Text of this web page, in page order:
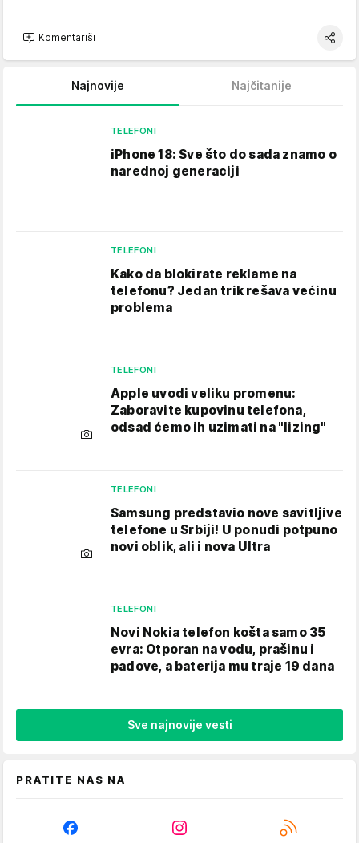
Komentariši
Najnovije Najčitanije
TELEFONI
iPhone 18: Sve što do sada znamo o
narednoj generaciji
TELEFONI
Kako da blokirate reklame na
telefonu​? Jedan trik rešava većinu
problema
TELEFONI
Apple uvodi veliku promenu:
Zaboravite kupovinu telefona,
odsad ćemo ih uzimati na "lizing"
TELEFONI
Samsung predstavio nove savitljive
telefone u Srbiji! U ponudi potpuno
novi oblik, ali i nova Ultra
TELEFONI
Novi Nokia telefon košta samo 35
evra: Otporan na vodu, prašinu i
padove, a baterija mu traje 19 dana
Sve najnovije vesti
PRATITE NAS NA